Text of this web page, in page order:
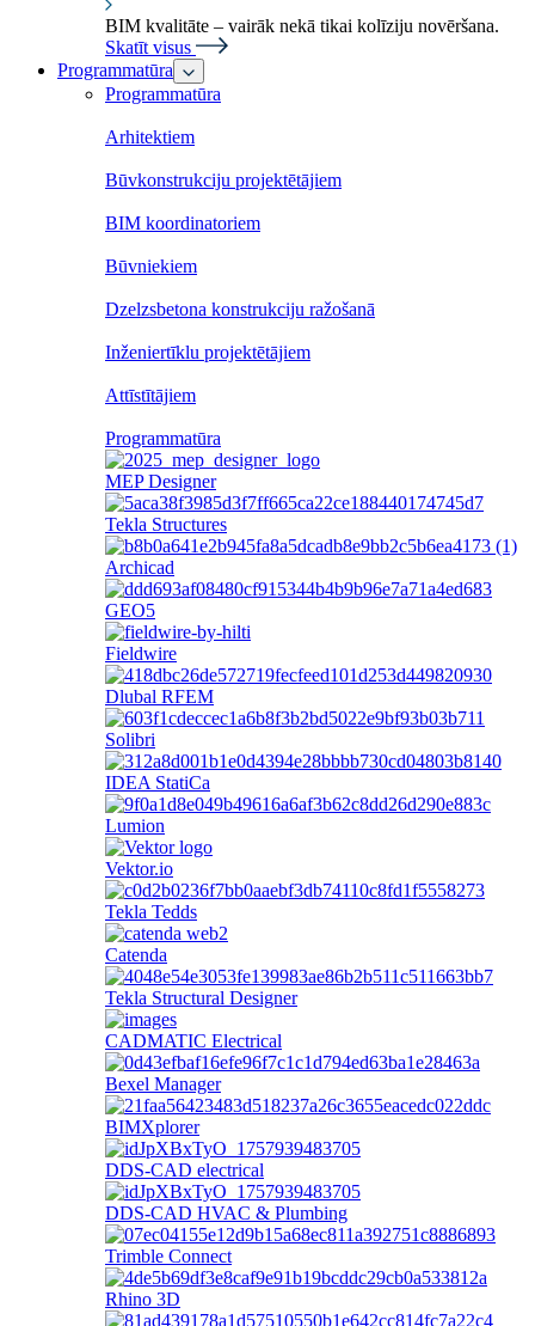
BIM kvalitāte – vairāk nekā tikai kolīziju novēršana.
Skatīt visus
Programmatūra
Programmatūra
Arhitektiem
Būvkonstrukciju projektētājiem
BIM koordinatoriem
Būvniekiem
Dzelzsbetona konstrukciju ražošanā
Inženiertīklu projektētājiem
Attīstītājiem
Programmatūra
MEP Designer
Tekla Structures
Archicad
GEO5
Fieldwire
Dlubal RFEM
Solibri
IDEA StatiCa
Lumion
Vektor.io
Tekla Tedds
Catenda
Tekla Structural Designer
CADMATIC Electrical
Bexel Manager
BIMXplorer
DDS-CAD electrical
DDS-CAD HVAС & Plumbing
Trimble Connect
Rhino 3D